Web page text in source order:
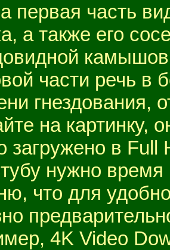
первая часть
а также его
части речь в
гнездования,
на картинку,
загружено в Full
нужно время
что для
4K Video